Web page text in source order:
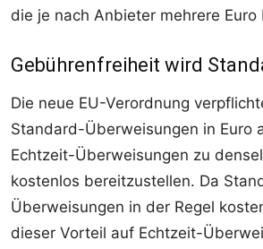
die je nach Anbieter mehrere
Gebührenfreiheit wird
Die neue EU-Verordnung
Standard-Überweisungen in Euro
Echtzeit-Überweisungen zu
kostenlos bereitzustellen. Da
Überweisungen in der Regel
dieser Vorteil auf Echtzeit-